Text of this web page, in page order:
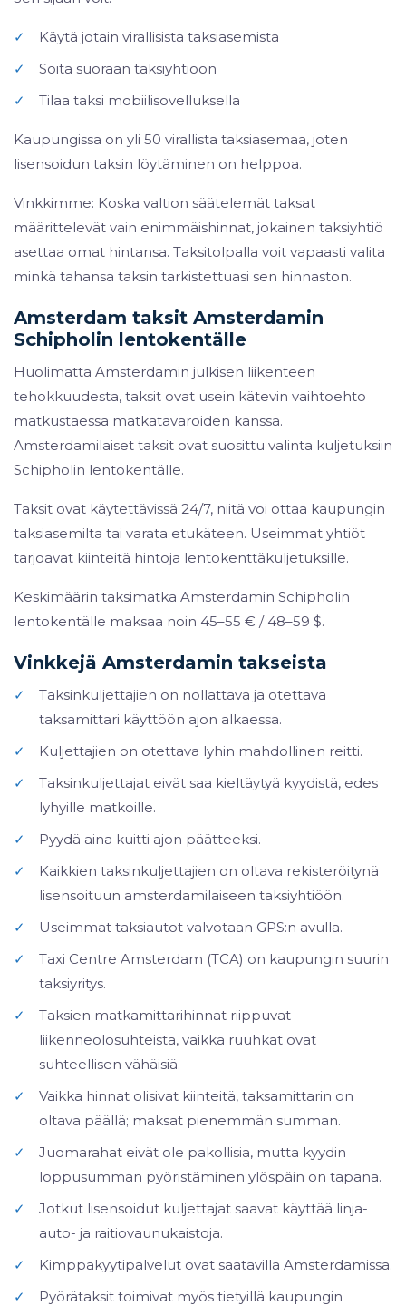
✓
Käytä jotain virallisista taksiasemista
✓
Soita suoraan taksiyhtiöön
✓
Tilaa taksi mobiilisovelluksella
Kaupungissa on yli 50 virallista taksiasemaa, joten
lisensoidun taksin löytäminen on helppoa.
Vinkkimme: Koska valtion säätelemät taksat
määrittelevät vain enimmäishinnat, jokainen taksiyhtiö
asettaa omat hintansa. Taksitolpalla voit vapaasti valita
minkä tahansa taksin tarkistettuasi sen hinnaston.
Amsterdam taksit Amsterdamin
Schipholin lentokentälle
Huolimatta Amsterdamin julkisen liikenteen
tehokkuudesta, taksit ovat usein kätevin vaihtoehto
matkustaessa matkatavaroiden kanssa.
Amsterdamilaiset taksit ovat suosittu valinta kuljetuksiin
Schipholin lentokentälle.
Taksit ovat käytettävissä 24/7, niitä voi ottaa kaupungin
taksiasemilta tai varata etukäteen. Useimmat yhtiöt
tarjoavat kiinteitä hintoja lentokenttäkuljetuksille.
Keskimäärin taksimatka Amsterdamin Schipholin
lentokentälle maksaa noin 45–55 € / 48–59 $.
Vinkkejä Amsterdamin takseista
✓
Taksinkuljettajien on nollattava ja otettava
taksamittari käyttöön ajon alkaessa.
✓
Kuljettajien on otettava lyhin mahdollinen reitti.
✓
Taksinkuljettajat eivät saa kieltäytyä kyydistä, edes
lyhyille matkoille.
✓
Pyydä aina kuitti ajon päätteeksi.
✓
Kaikkien taksinkuljettajien on oltava rekisteröitynä
lisensoituun amsterdamilaiseen taksiyhtiöön.
✓
Useimmat taksiautot valvotaan GPS:n avulla.
✓
Taxi Centre Amsterdam (TCA) on kaupungin suurin
taksiyritys.
✓
Taksien matkamittarihinnat riippuvat
liikenneolosuhteista, vaikka ruuhkat ovat
suhteellisen vähäisiä.
✓
Vaikka hinnat olisivat kiinteitä, taksamittarin on
oltava päällä; maksat pienemmän summan.
✓
Juomarahat eivät ole pakollisia, mutta kyydin
loppusumman pyöristäminen ylöspäin on tapana.
✓
Jotkut lisensoidut kuljettajat saavat käyttää linja-
auto- ja raitiovaunukaistoja.
✓
Kimppakyytipalvelut ovat saatavilla Amsterdamissa.
✓
Pyörätaksit toimivat myös tietyillä kaupungin